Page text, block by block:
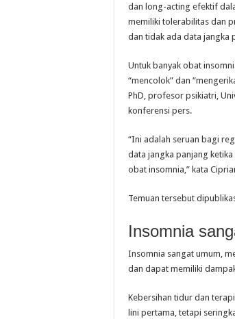
dan long-acting efektif
memiliki tolerabilitas dan
dan tidak ada data jangka
Untuk banyak obat
“mencolok” dan
PhD, profesor psikiatri,
konferensi pers.
“Ini adalah seruan bagi
data jangka panjang
obat insomnia,” kata
Temuan tersebut
Insomnia
Insomnia sangat umum,
dan dapat memiliki
Kebersihan tidur dan
lini pertama, tetapi